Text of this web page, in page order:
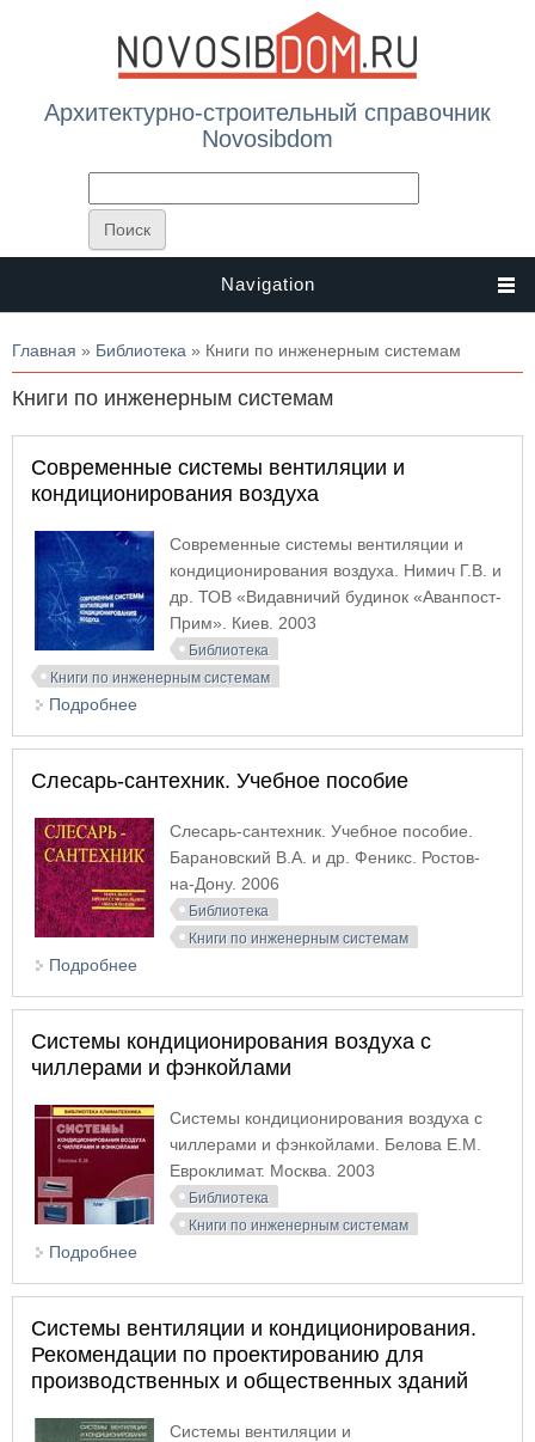
Архитектурно-строительный справочник
Novosibdom
Navigation
Вы здесь
Главная » Библиотека » Книги по инженерным системам
Книги по инженерным системам
Современные системы вентиляции и
кондиционирования воздуха
Современные системы вентиляции и
кондиционирования воздуха. Нимич Г.В. и
др. ТОВ «Видавничий будинок «Аванпост-
Прим». Киев. 2003
Библиотека
Книги по инженерным системам
Подробнее
Слесарь-сантехник. Учебное пособие
Слесарь-сантехник. Учебное пособие.
Барановский В.А. и др. Феникс. Ростов-
на-Дону. 2006
Библиотека
Книги по инженерным системам
Подробнее
Системы кондиционирования воздуха с
чиллерами и фэнкойлами
Системы кондиционирования воздуха с
чиллерами и фэнкойлами. Белова Е.М.
Евроклимат. Москва. 2003
Библиотека
Книги по инженерным системам
Подробнее
Системы вентиляции и кондиционирования.
Рекомендации по проектированию для
производственных и общественных зданий
Системы вентиляции и